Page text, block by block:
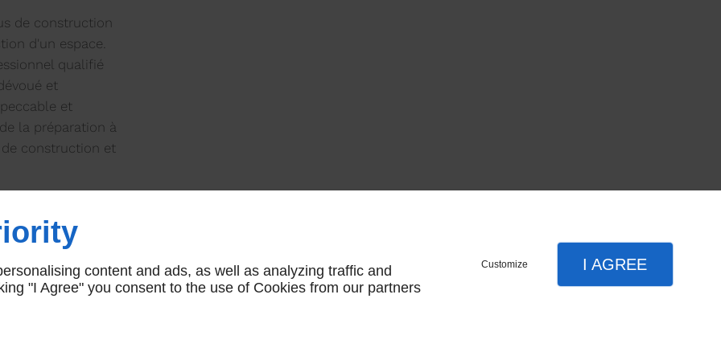
de construction
d'un espace.
qualifié
et
et
la préparation à
construction et
en matière de
content and ads, as well as analyzing traffic and
"I Agree" you consent to the use of Cookies from our partners
Customize I AGREE